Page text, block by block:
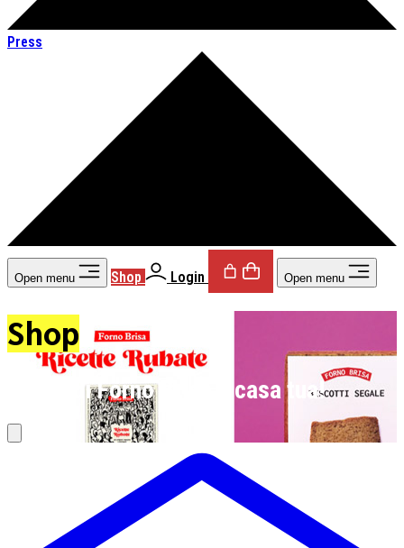
Press
Open menu Shop Login Open menu
Shop
Un po’ di Forno Brisa a casa tua!